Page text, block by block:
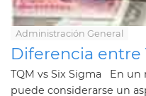
Administración General
Diferencia entre
TQM vs Six Sigma En
puede considerarse un